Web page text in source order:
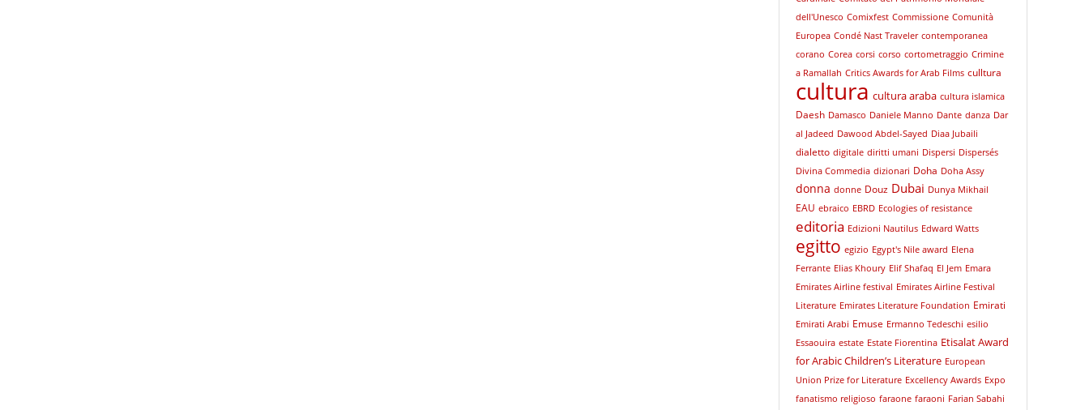
dell'Unesco Comixfest Commissione Comunità
Europea Condé Nast Traveler contemporanea
corano Corea corsi corso cortometraggio Crimine
a Ramallah Critics Awards for Arab Films culltura
cultura cultura araba cultura islamica
Daesh Damasco Daniele Manno Dante danza Dar
al Jadeed Dawood Abdel-Sayed Diaa Jubaili
dialetto digitale diritti umani Dispersi Dispersés
Divina Commedia dizionari Doha Doha Assy
donna donne Douz Dubai Dunya Mikhail
EAU ebraico EBRD Ecologies of resistance
editoria Edizioni Nautilus Edward Watts
egitto egizio Egypt's Nile award Elena
Ferrante Elias Khoury Elif Shafaq El Jem Emara
Emirates Airline festival Emirates Airline Festival
Literature Emirates Literature Foundation Emirati
Emirati Arabi Emuse Ermanno Tedeschi esilio
Essaouira estate Estate Fiorentina Etisalat Award
for Arabic Children’s Literature European
Union Prize for Literature Excellency Awards Expo
fanatismo religioso faraone faraoni Farian Sabahi